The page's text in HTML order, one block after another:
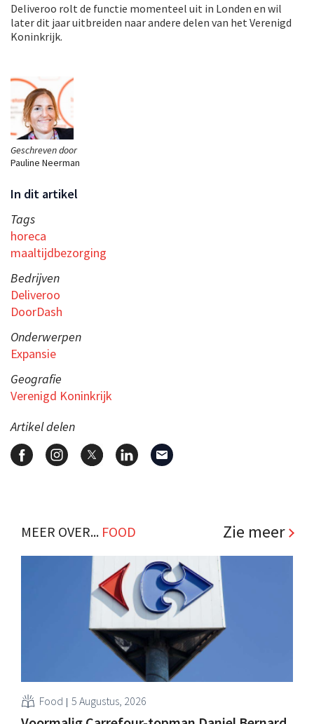
Geschreven door
Pauline Neerman
In dit artikel
Tags
horeca
maaltijdbezorging
Bedrijven
Deliveroo
DoorDash
Onderwerpen
Expansie
Geografie
Verenigd Koninkrijk
Artikel delen
Deliveroo rolt de functie momenteel uit in Londen en wil
later dit jaar uitbreiden naar andere delen van het Verenigd
Koninkrijk.
MEER OVER... FOOD Zie meer
Food 5 Augustus, 2026